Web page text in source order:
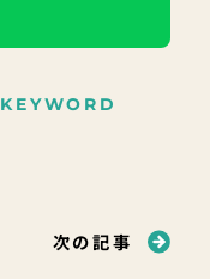
KEYWORD
次の記事